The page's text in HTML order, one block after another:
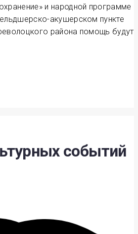
и народной программе
акушерском пункте
района помощь будут
событий